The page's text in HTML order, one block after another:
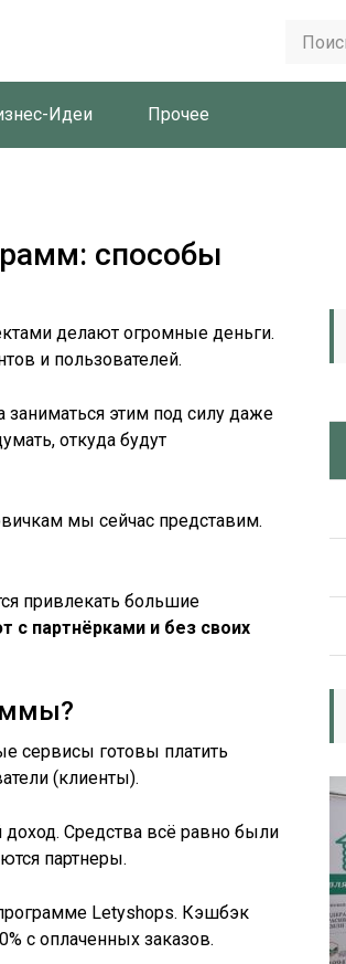
Идеи Прочее
способы
делают огромные деньги.
и пользователей.
заниматься этим под силу даже
откуда будут
мы сейчас представим.
привлекать большие
с партнёрками и без своих
сервисы готовы платить
(клиенты).
доход. Средства всё равно были
партнеры.
Letyshops. Кэшбэк
с оплаченных заказов.